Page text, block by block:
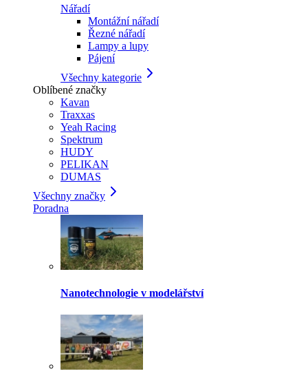
Nářadí
Montážní nářadí
Řezné nářadí
Lampy a lupy
Pájení
Všechny kategorie
Oblíbené značky
Kavan
Traxxas
Yeah Racing
Spektrum
HUDY
PELIKAN
DUMAS
Všechny značky
Poradna
Nanotechnologie v modelářství